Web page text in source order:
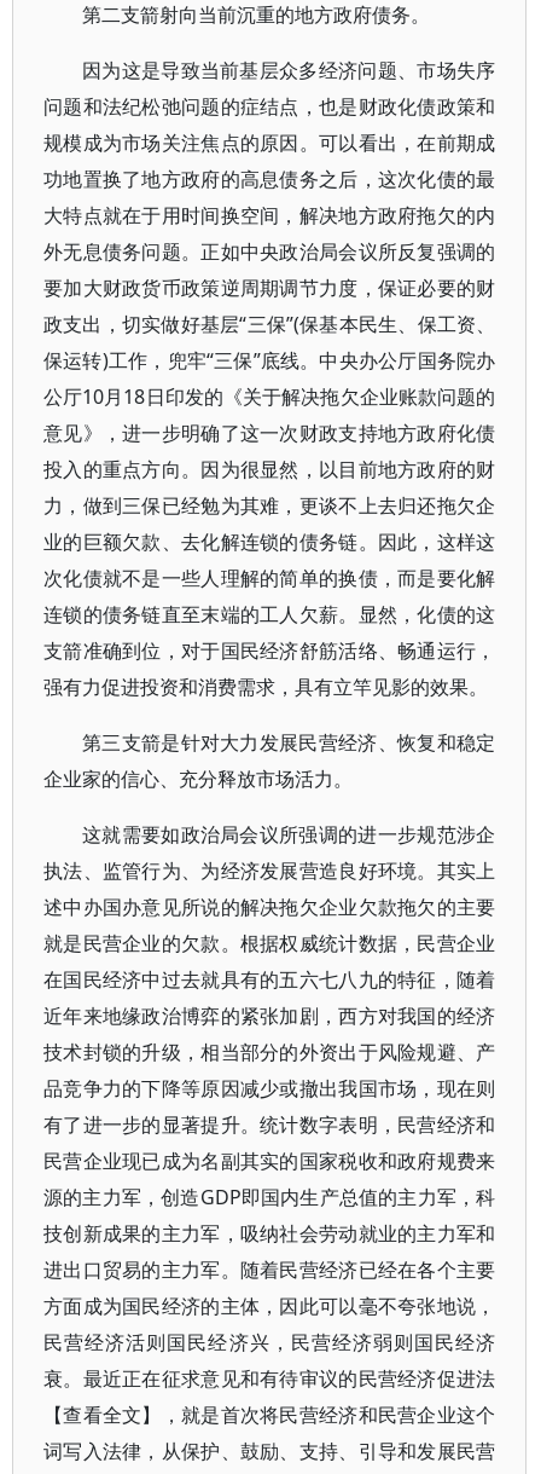
第二支箭射向当前沉重的地方政府债务。
因为这是导致当前基层众多经济问题、市场失序
问题和法纪松弛问题的症结点，也是财政化债政策和
规模成为市场关注焦点的原因。可以看出，在前期成
功地置换了地方政府的高息债务之后，这次化债的最
大特点就在于用时间换空间，解决地方政府拖欠的内
外无息债务问题。正如中央政治局会议所反复强调的
要加大财政货币政策逆周期调节力度，保证必要的财
政支出，切实做好基层“三保”(保基本民生、保工资、
保运转)工作，兜牢“三保”底线。中央办公厅国务院办
公厅10月18日印发的《关于解决拖欠企业账款问题的
意见》，进一步明确了这一次财政支持地方政府化债
投入的重点方向。因为很显然，以目前地方政府的财
力，做到三保已经勉为其难，更谈不上去归还拖欠企
业的巨额欠款、去化解连锁的债务链。因此，这样这
次化债就不是一些人理解的简单的换债，而是要化解
连锁的债务链直至末端的工人欠薪。显然，化债的这
支箭准确到位，对于国民经济舒筋活络、畅通运行，
强有力促进投资和消费需求，具有立竿见影的效果。
第三支箭是针对大力发展民营经济、恢复和稳定
企业家的信心、充分释放市场活力。
这就需要如政治局会议所强调的进一步规范涉企
执法、监管行为、为经济发展营造良好环境。其实上
述中办国办意见所说的解决拖欠企业欠款拖欠的主要
就是民营企业的欠款。根据权威统计数据，民营企业
在国民经济中过去就具有的五六七八九的特征，随着
近年来地缘政治博弈的紧张加剧，西方对我国的经济
技术封锁的升级，相当部分的外资出于风险规避、产
品竞争力的下降等原因减少或撤出我国市场，现在则
有了进一步的显著提升。统计数字表明，民营经济和
民营企业现已成为名副其实的国家税收和政府规费来
源的主力军，创造GDP即国内生产总值的主力军，科
技创新成果的主力军，吸纳社会劳动就业的主力军和
进出口贸易的主力军。随着民营经济已经在各个主要
方面成为国民经济的主体，因此可以毫不夸张地说，
民营经济活则国民经济兴，民营经济弱则国民经济
衰。最近正在征求意见和有待审议的民营经济促进法
【查看全文】，就是首次将民营经济和民营企业这个
词写入法律，从保护、鼓励、支持、引导和发展民营